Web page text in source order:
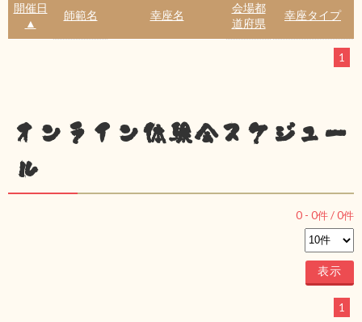
開催日
▲
師範名 幸座名
会場都
道府県
幸座タイプ
1
オンライン体験会スケジュー
ル
0 - 0件 /0件
1